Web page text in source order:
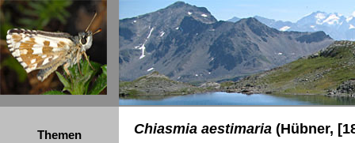
Themen Chiasmia aestimaria (Hübner,